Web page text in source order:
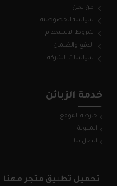
من نحن
سياسة الخصوصية
شروط الاستخدام
الدفع والضمان
سياسات الشركة
خدمة الزبائن
خارطة الموقع
المدونة
اتصل بنا
تحميل تطبيق متجر مهنا